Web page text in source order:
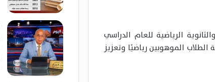
الرياضية للعام الدراسي
الطلاب الموهوبين رياضيًا وتعزيز